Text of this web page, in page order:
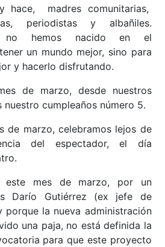
hace, madres comunitarias,
periodistas y albañiles.
no hemos nacido en el
un mundo mejor, sino para
y hacerlo disfrutando.
de marzo, desde nuestros
cumpleaños número 5.
de marzo, celebramos lejos de
del espectador, el día
este mes de marzo, por un
Darío Gutiérrez (ex jefe de
porque la nueva administración
una paja, no está definida la
para que este proyecto